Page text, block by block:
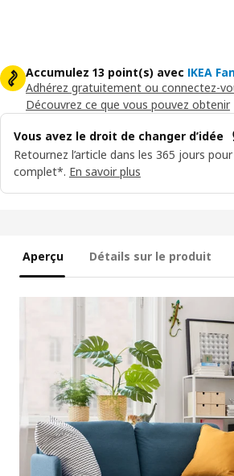
Accumulez 13 point(s) avec IKEA
Adhérez gratuitement ou connectez-
Découvrez ce que vous pouvez obtenir
Vous avez le droit de changer d’idée
Retournez l’article dans les 365 jours
complet*. En savoir plus
Aperçu Détails sur le produit